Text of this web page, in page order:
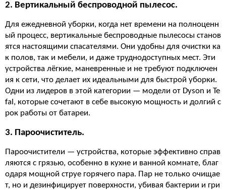
2. Вертикальный беспроводной пылесос.
Для ежедневной уборки, когда нет времени на полноценн
ый процесс, вертикальные беспроводные пылесосы станов
ятся настоящими спасателями. Они удобны для очистки ка
к полов, так и мебели, и даже труднодоступных мест. Эти
устройства лёгкие, маневренные и не требуют подключен
ия к сети, что делает их идеальными для быстрой уборки.
Одни из лидеров в этой категории — модели от Dyson и Te
fal, которые сочетают в себе высокую мощность и долгий с
рок работы от батареи.
3. Пароочиститель.
Пароочистители — устройства, которые эффективно справ
ляются с грязью, особенно в кухне и ванной комнате, благ
одаря мощной струе горячего пара. Пар не только очищае
т, но и дезинфицирует поверхности, убивая бактерии и гри